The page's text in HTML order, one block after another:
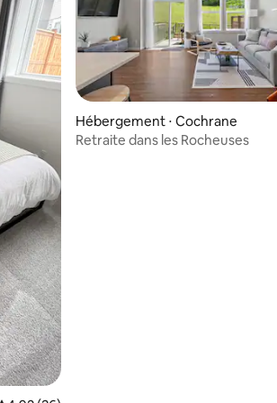
: 4,92 sur 5
Hébergement ⋅ Cochrane
Retraite dans les Rocheuses